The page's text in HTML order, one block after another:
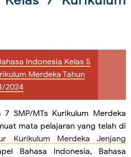
Indonesia Kelas 5
Merdeka Tahun
2024
SMP/MTs Kurikulum Merdeka
mata pelajaran yang telah di
Kurikulum Merdeka Jenjang
Bahasa Indonesia, Bahasa